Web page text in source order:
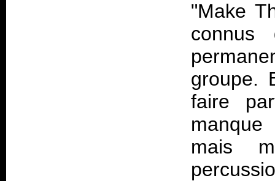
"Make
groupe.
faire
manque
mais